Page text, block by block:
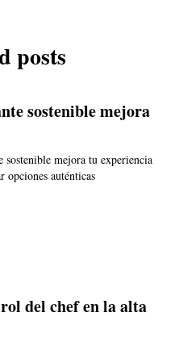
posts
sostenible mejora
sostenible mejora tu experiencia
opciones auténticas
del chef en la alta